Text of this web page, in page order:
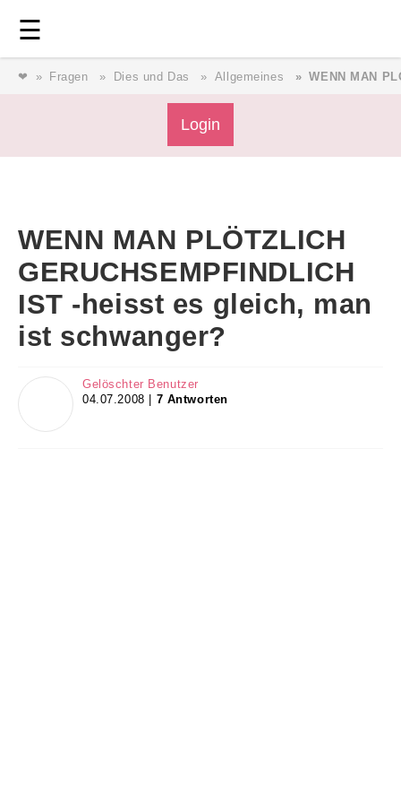
☰
❤ Fragen Dies und Das Allgemeines WENN MAN
Login
WENN MAN PLÖTZLICH
GERUCHSEMPFINDLICH
IST -heisst es gleich, man
ist schwanger?
Gelöschter Benutzer
04.07.2008 | 7 Antworten
Forum
Service